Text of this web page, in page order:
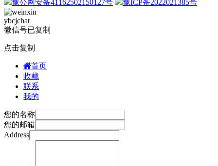
豫公网安备41162502150127号 豫ICP备2022021385号
ybcjchat
微信号已复制
点击复制
首页
收藏
联系
我的
您的名称
您的邮箱
Address